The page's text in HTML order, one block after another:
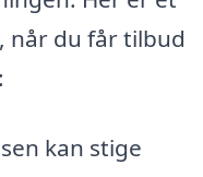
når du får tilbud
:
kan stige